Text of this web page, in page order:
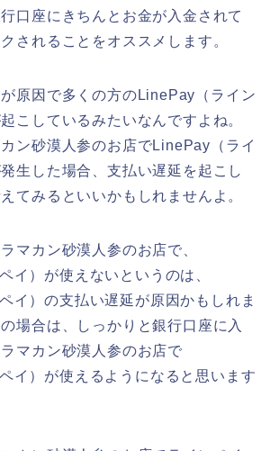
口座にきちんとお金が入金されて
されることをオススメします。
原因で多くの方のLinePay（ライン
こしているみたいなんですよね。
ン砂漠人参のお店でLinePay（ライ
生した場合、支払い遅延を起こし
てみるといいかもしれませんよ。
マカン砂漠人参のお店で、
イ）が使えないというのは、
イ）の支払い遅延が原因かもしれま
場合は、しっかりと銀行口座に入
マカン砂漠人参のお店で
イ）が使えるようになると思います